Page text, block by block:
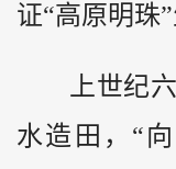
证“高原明珠”
上世纪
水造田，“